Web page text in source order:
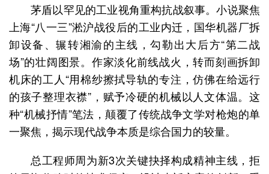
茅盾以罕见的工业视角重构抗战叙事。小说聚焦
上海“八一三”淞沪战役后的工业内迁，国华机器厂拆
卸设备、辗转湘渝的主线，勾勒出大后方“第二战
场”的壮阔图景。作家淡化前线战火，转而刻画拆卸
机床的工人“用棉纱擦拭导轨的专注，仿佛在给远行
的孩子整理衣襟”，赋予冷硬的机械以人文体温。这
种“机械抒情”笔法，颠覆了传统战争文学对枪炮的单
一聚焦，揭示现代战争本质是综合国力的较量。
总工程师周为新3次关键抉择构成精神主线，拒